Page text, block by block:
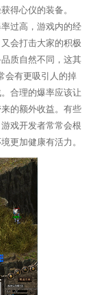
得心仪的装备。
过高，游戏内的经
会打击大家的积极
质自然不同，这其
会有更吸引人的掉
合理的爆率应该让
的额外收益。有些
戏开发者常常会根
更加健康有活力。